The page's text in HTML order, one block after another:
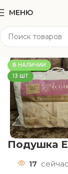
МЕНЮ
В НАЛИЧИИ
13 ШТ
Подушка
17